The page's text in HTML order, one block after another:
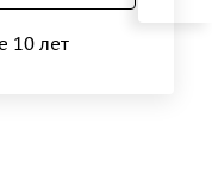
10 лет